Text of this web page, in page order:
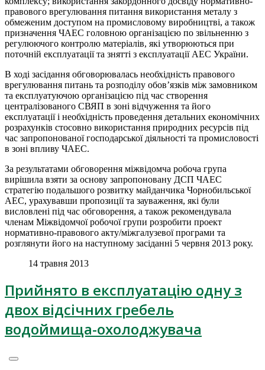
правового врегулювання питання використання металу з
обмеженим доступом на промисловому виробництві, а також
призначення ЧАЕС головною організацією по звільненню з
регулюючого контролю матеріалів, які утворюються при
поточній експлуатації та знятті з експлуатації АЕС України.
В ході засідання обговорювалась необхідність правового
врегулювання питань та розподілу обов’язків між замовником
та експлуатуючою організацією під час створення
централізованого СВЯП в зоні відчуження та його
експлуатації і необхідність проведення детальних економічних
розрахунків стосовно використання природних ресурсів під
час запропонованої господарської діяльності та промисловості
в зоні впливу ЧАЕС.
За результатами обговорення міжвідомча робоча група
вирішила взяти за основу запропоновану ДСП ЧАЕС
стратегію подальшого розвитку майданчика Чорнобильської
АЕС, урахувавши пропозиції та зауваження, які були
висловлені під час обговорення, а також рекомендувала
членам Міжвідомчої робочої групи розробити проект
нормативно-правового акту/міжгалузевої програми та
розглянути його на наступному засіданні 5 червня 2013 року.
14 травня 2013
Прийнято в експлуатацію одну з
двох відсічних гребель
водоймища-охолоджувача